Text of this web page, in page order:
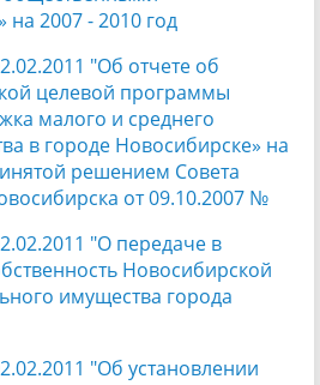
2007 - 2010 год
"Об отчете об
целевой программы
малого и среднего
в городе Новосибирске» на
решением Совета
от 09.10.2007 №
"О передаче в
Новосибирской
имущества города
"Об установлении